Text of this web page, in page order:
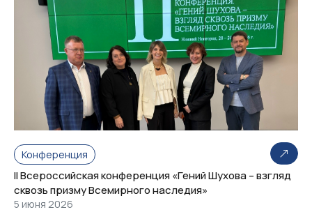
Конференция
II Всероссийская конференция «Гений Шухова – взгляд
сквозь призму Всемирного наследия»
5 июня 2026